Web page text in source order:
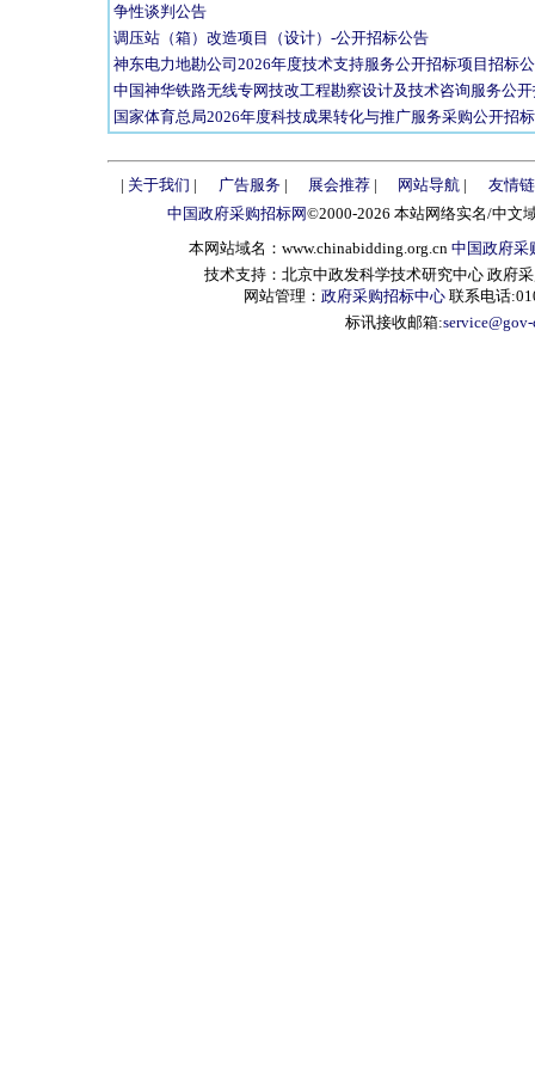
争性谈判公告
调压站（箱）改造项目（设计）-公开招标公告
神东电力地勘公司2026年度技术支持服务公开招标项目招标
中国神华铁路无线专网技改工程勘察设计及技术咨询服务公
国家体育总局2026年度科技成果转化与推广服务采购公开招
| 关于我们 | 广告服务| 展会推荐| 网站导航 |
友情
中国政府采购招标网©2000-2026 本站网络实名/中文
本网站域名：www.chinabidding.org.cn 中国政府采
技术支持：北京中政发科学技术研究中心 政府
网站管理： 政府采购招标中心 联系电话
标讯接收邮箱: